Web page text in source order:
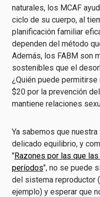
naturales, los MCAF
ciclo de su cuerpo, al
planificación familiar
dependen del método
Además, los FABM son
sostenibles que el
¿Quién puede
$20 por la prevención
mantiene relaciones
Ya sabemos que
delicado equilibrio, y
"Razones por las que
períodos", no se puede
del sistema reproductor
ejemplo) y esperar que